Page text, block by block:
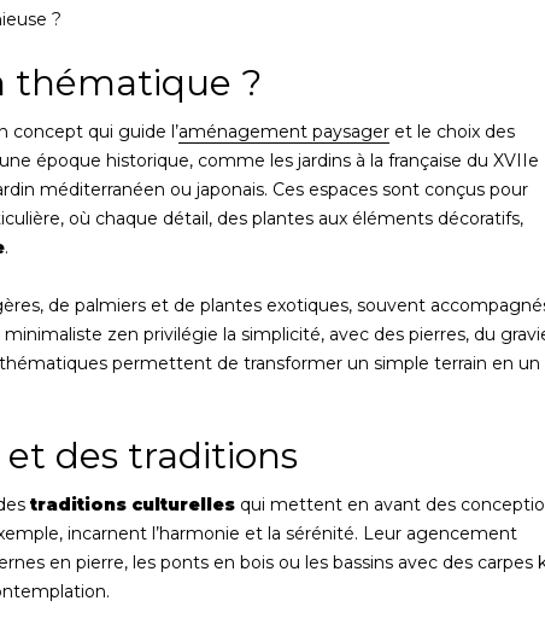
?
thématique ?
concept qui guide l’aménagement paysager et le choix des
époque historique, comme les jardins à la française du XVIIe
méditerranéen ou japonais. Ces espaces sont conçus pour
où chaque détail, des plantes aux éléments décoratifs,
.
de palmiers et de plantes exotiques, souvent
minimaliste zen privilégie la simplicité, avec des pierres, du
permettent de transformer un simple terrain en un
et des traditions
traditions culturelles qui mettent en avant des
incarnent l’harmonie et la sérénité. Leur agencement
en pierre, les ponts en bois ou les bassins avec des carpes